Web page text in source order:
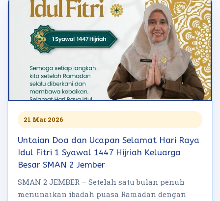
21 Mar 2026
Untaian Doa dan Ucapan Selamat Hari Raya
Idul Fitri 1 Syawal 1447 Hijriah Keluarga
Besar SMAN 2 Jember
SMAN 2 JEMBER – Setelah satu bulan penuh
menunaikan ibadah puasa Ramadan dengan